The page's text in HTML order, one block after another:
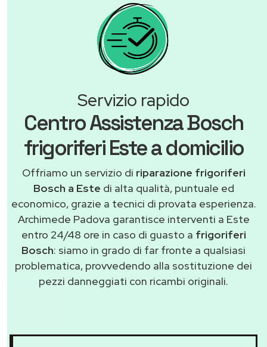
Servizio rapido
Centro Assistenza Bosch
frigoriferi Este a domicilio
Offriamo un servizio di riparazione frigoriferi
Bosch a Este di alta qualità, puntuale ed
economico, grazie a tecnici di provata esperienza.
Archimede Padova garantisce interventi a Este
entro 24/48 ore in caso di guasto a frigoriferi
Bosch: siamo in grado di far fronte a qualsiasi
problematica, provvedendo alla sostituzione dei
pezzi danneggiati con ricambi originali.